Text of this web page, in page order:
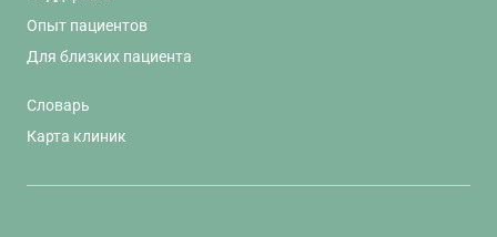
Опыт пациентов
Для близких пациента
Словарь
Карта клиник